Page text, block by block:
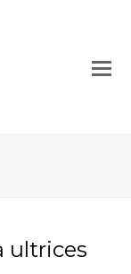
ultrices